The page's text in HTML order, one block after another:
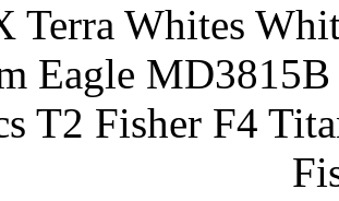
Terra Whites
Eagle
T2 Fisher F4